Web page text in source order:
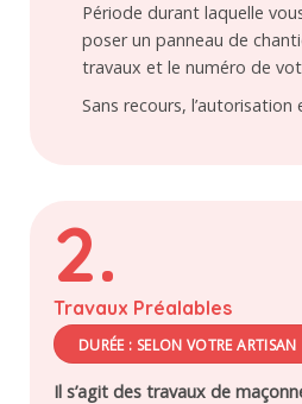
Période durant laquelle
poser un panneau de
travaux et le numéro de
Sans recours, l’autorisation
2.
Travaux Préalables
DURÉE : SELON VOTRE ARTISAN
Il s’agit des travaux de